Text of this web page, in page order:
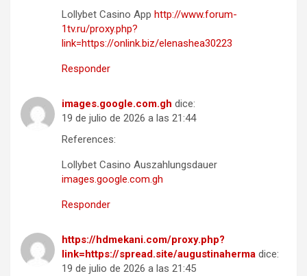
Lollybet Casino App http://www.forum-
1tv.ru/proxy.php?
link=https://onlink.biz/elenashea30223
Responder
images.google.com.gh dice:
19 de julio de 2026 a las 21:44
References:
Lollybet Casino Auszahlungsdauer
images.google.com.gh
Responder
https://hdmekani.com/proxy.php?
link=https://spread.site/augustinaherma dice:
19 de julio de 2026 a las 21:45